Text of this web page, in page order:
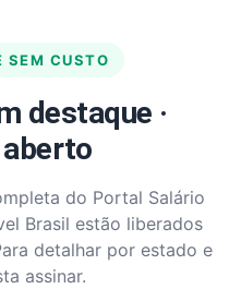
SEM CUSTO
destaque ·
do Portal Salário
Brasil estão liberados
detalhar por estado e
assinar.